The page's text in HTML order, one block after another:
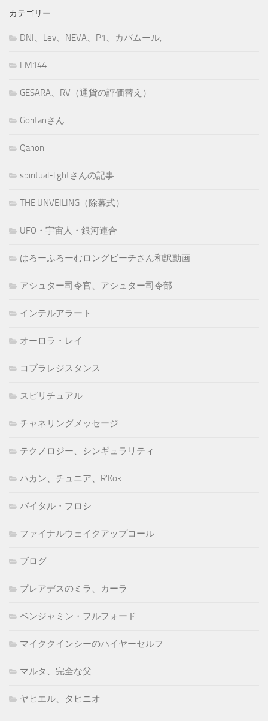
カテゴリー
DNI、Lev、NEVA、P1、カバムール,
FM144
GESARA、RV（通貨の評価替え）
Goritanさん
Qanon
spiritual-lightさんの記事
THE UNVEILING（除幕式）
UFO・宇宙人・銀河連合
はろーふろーむロングビーチさん和訳動画
アシュター司令官、アシュター司令部
インテルアラート
オーロラ・レイ
コブラレジスタンス
スピリチュアル
チャネリングメッセージ
テクノロジー、シンギュラリティ
ハカン、チュニア、R'Kok
バイタル・フロシ
ファイナルウェイクアップコール
ブログ
プレアデスのミラ、カーラ
ベンジャミン・フルフォード
マイククインシーのハイヤーセルフ
マルタ、完全な父
ヤヒエル、タヒニオ